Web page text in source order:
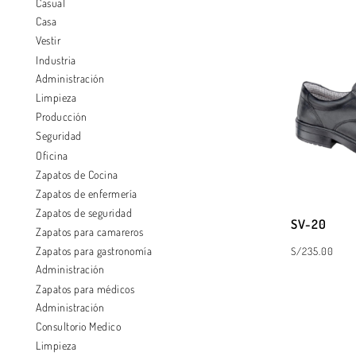
Casual
Casa
Vestir
Industria
Administración
Limpieza
Producción
Seguridad
Oficina
Zapatos de Cocina
Zapatos de enfermería
Zapatos de seguridad
Zapatos para camareros
Zapatos para gastronomía
Administración
Zapatos para médicos
Administración
Consultorio Medico
Limpieza
SV-20
S/235.00